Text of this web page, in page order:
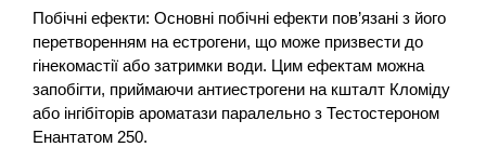
Побічні ефекти: Основні побічні ефекти пов’язані з його
перетворенням на естрогени, що може призвести до
гінекомастії або затримки води. Цим ефектам можна
запобігти, приймаючи антиестрогени на кшталт Кломіду
або інгібіторів ароматази паралельно з Тестостероном
Енантатом 250.